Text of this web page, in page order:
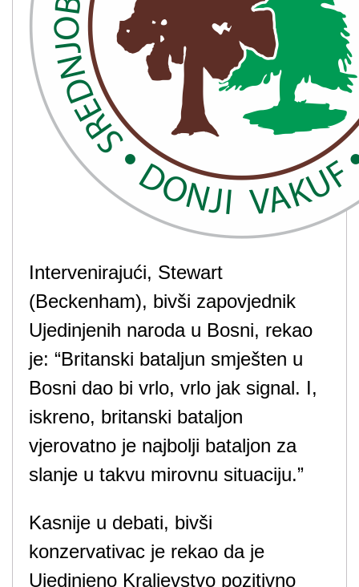
Intervenirajući, Stewart
(Beckenham), bivši zapovjednik
Ujedinjenih naroda u Bosni, rekao
je: “Britanski bataljun smješten u
Bosni dao bi vrlo, vrlo jak signal. I,
iskreno, britanski bataljon
vjerovatno je najbolji bataljon za
slanje u takvu mirovnu situaciju.”
Kasnije u debati, bivši
konzervativac je rekao da je
Ujedinjeno Kraljevstvo pozitivno